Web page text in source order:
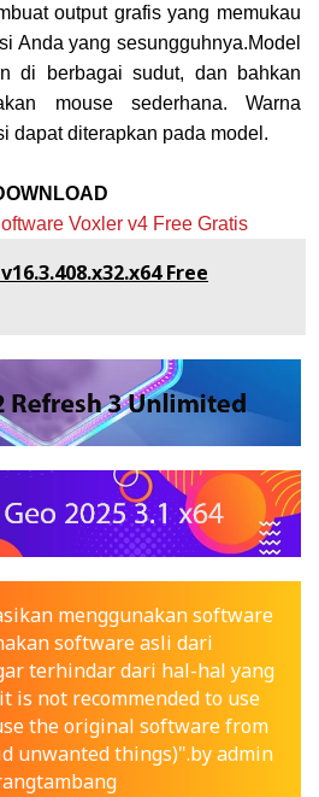
output grafis yang memukau
Anda yang sesungguhnya.Model
di berbagai sudut, dan bahkan
mouse sederhana. Warna
dapat diterapkan pada model.
Voxler v4 Free Gratis
Free
menggunakan software
software asli dari
terhindar dari hal-hal yang
is not recommended to use
the original software from
unwanted things)".by admin